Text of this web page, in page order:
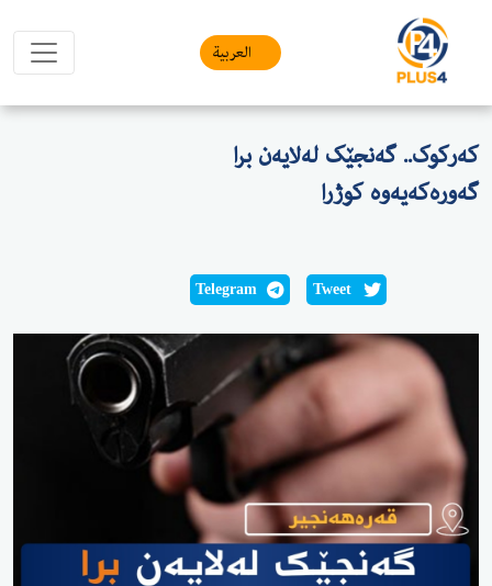
العربیة
کەرکوک.. گەنجێک لەلایەن برا
گەورەکەیەوە کوژرا
Tweet
Telegram